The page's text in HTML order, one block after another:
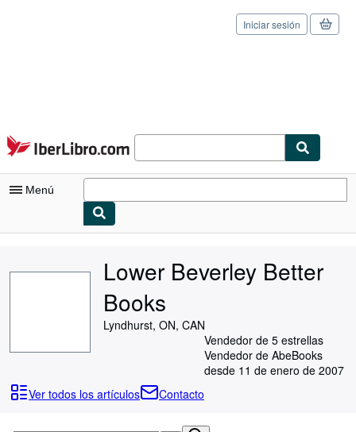
Pasar al contenido principal
IberLibro.com
Iniciar sesión
Menú
Consultar mis pedidos
Búsqueda avanzada
Colecciones
Libros antiguos
Lower Beverley Better
Books
Lyndhurst, ON, CAN
Vendedor de 5 estrellas
Vendedor de AbeBooks
desde 11 de enero de 2007
Ver todos los artículos
Contacto